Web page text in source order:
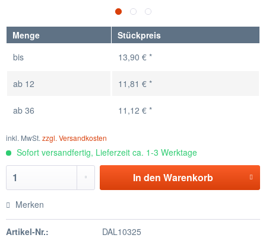
Menge
Stückpreis
bis
13,90 € *
ab 12 11,81 € *
ab 36 11,12 € *
inkl. MwSt. zzgl. Versandkosten
Sofort versandfertig, Lieferzeit ca. 1-3 Werktage
In den Warenkorb
Merken
Artikel-Nr.: DAL10325